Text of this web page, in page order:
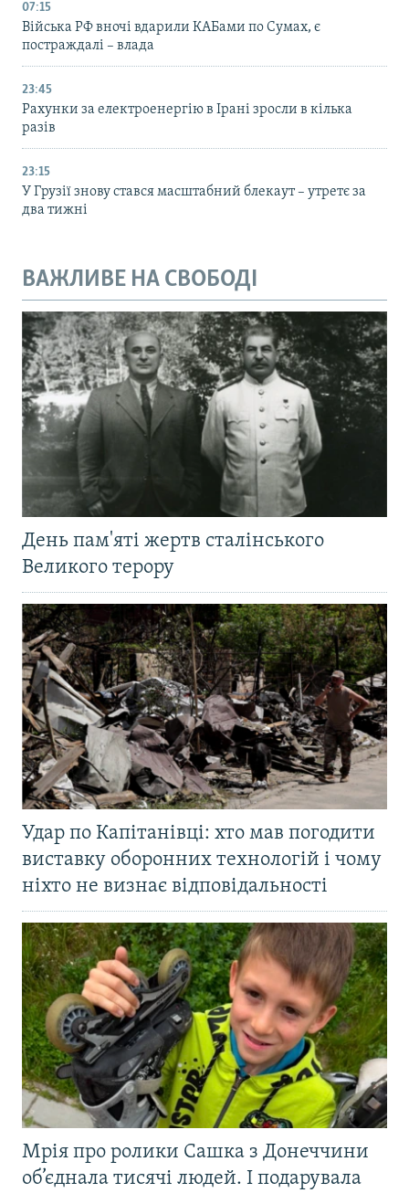
07:15
Війська РФ вночі вдарили КАБами по Сумах, є
постраждалі – влада
23:45
Рахунки за електроенергію в Ірані зросли в кілька
разів
23:15
У Грузії знову стався масштабний блекаут – утретє за
два тижні
ВАЖЛИВЕ НА СВОБОДІ
День пам'яті жертв сталінського
Великого терору
Удар по Капітанівці: хто мав погодити
виставку оборонних технологій і чому
ніхто не визнає відповідальності
Мрія про ролики Сашка з Донеччини
об’єднала тисячі людей. І подарувала